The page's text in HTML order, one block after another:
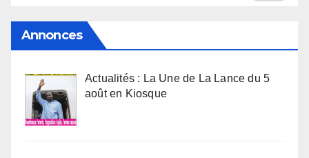
Annonces
Actualités : La Une de La Lance du 5
août en Kiosque